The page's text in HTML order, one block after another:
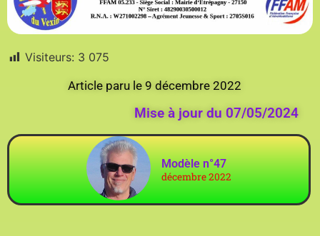
Visiteurs: 3 075
Article paru le 9 décembre 2022
Mise à jour du 07/05/2024
Modèle n°47
décembre 2022